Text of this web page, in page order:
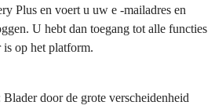
Plus en voert u uw e -mailadres en
U hebt dan toegang tot alle functies
is op het platform.
Blader door de grote verscheidenheid